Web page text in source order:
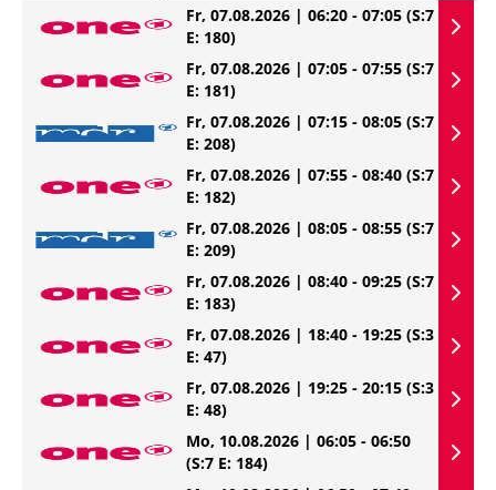
Fr, 07.08.2026 | 06:20 - 07:05 (S:7
E: 180)
Fr, 07.08.2026 | 07:05 - 07:55 (S:7
E: 181)
Fr, 07.08.2026 | 07:15 - 08:05 (S:7
E: 208)
Fr, 07.08.2026 | 07:55 - 08:40 (S:7
E: 182)
Fr, 07.08.2026 | 08:05 - 08:55 (S:7
E: 209)
Fr, 07.08.2026 | 08:40 - 09:25 (S:7
E: 183)
Fr, 07.08.2026 | 18:40 - 19:25 (S:3
E: 47)
Fr, 07.08.2026 | 19:25 - 20:15 (S:3
E: 48)
Mo, 10.08.2026 | 06:05 - 06:50
(S:7 E: 184)